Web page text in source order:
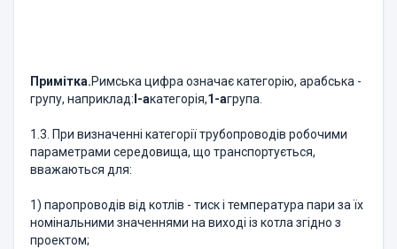
Примітка.Римська цифра означає категорію, арабська -
групу, наприклад: I-акатегорія,1-агрупа.
1.3. При визначенні категорії трубопроводів робочими
параметрами середовища, що транспортується,
вважаються для:
1) паропроводів від котлів - тиск і температура пари за їх
номінальними значеннями на виході із котла згідно з
проектом;